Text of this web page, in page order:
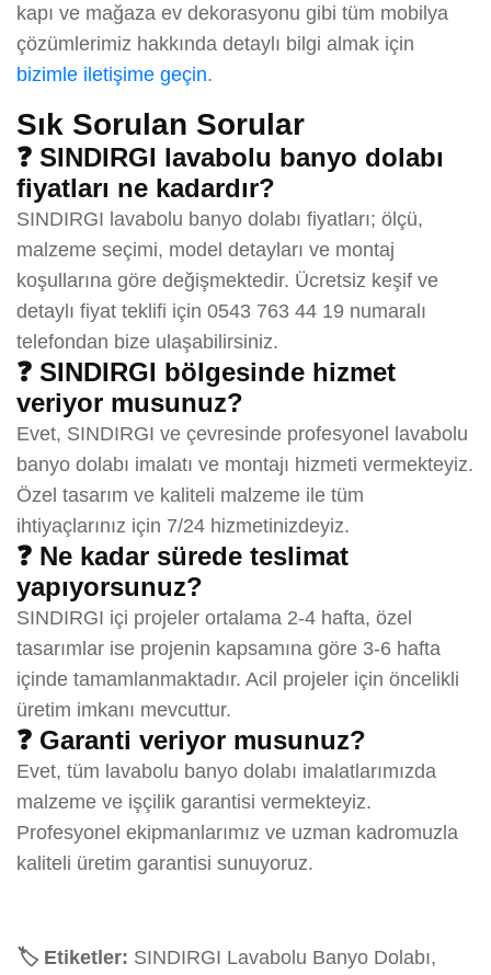
kapı ve mağaza ev dekorasyonu gibi tüm mobilya
çözümlerimiz hakkında detaylı bilgi almak için
bizimle iletişime geçin.
Sık Sorulan Sorular
❓ SINDIRGI lavabolu banyo dolabı
fiyatları ne kadardır?
SINDIRGI lavabolu banyo dolabı fiyatları; ölçü,
malzeme seçimi, model detayları ve montaj
koşullarına göre değişmektedir. Ücretsiz keşif ve
detaylı fiyat teklifi için 0543 763 44 19 numaralı
telefondan bize ulaşabilirsiniz.
❓ SINDIRGI bölgesinde hizmet
veriyor musunuz?
Evet, SINDIRGI ve çevresinde profesyonel lavabolu
banyo dolabı imalatı ve montajı hizmeti vermekteyiz.
Özel tasarım ve kaliteli malzeme ile tüm
ihtiyaçlarınız için 7/24 hizmetinizdeyiz.
❓ Ne kadar sürede teslimat
yapıyorsunuz?
SINDIRGI içi projeler ortalama 2-4 hafta, özel
tasarımlar ise projenin kapsamına göre 3-6 hafta
içinde tamamlanmaktadır. Acil projeler için öncelikli
üretim imkanı mevcuttur.
❓ Garanti veriyor musunuz?
Evet, tüm lavabolu banyo dolabı imalatlarımızda
malzeme ve işçilik garantisi vermekteyiz.
Profesyonel ekipmanlarımız ve uzman kadromuzla
kaliteli üretim garantisi sunuyoruz.
🏷️ Etiketler: SINDIRGI Lavabolu Banyo Dolabı,